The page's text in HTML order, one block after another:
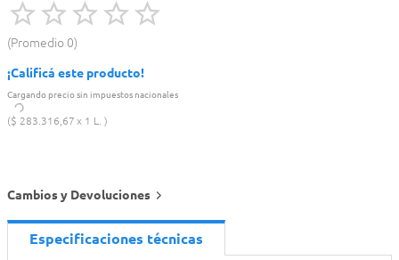
Promedio 0
¡Calificá este producto!
Cargando precio sin impuestos nacionales
$ 283.316,67 1 L.
Cambios y Devoluciones
Especificaciones técnicas